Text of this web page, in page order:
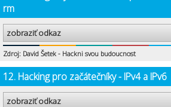
rm
zobraziť odkaz
Zdroj: David Šetek - Hackni svou budoucnost
12. Hacking pro začátečníky - IPv4 a IPv6
zobraziť odkaz